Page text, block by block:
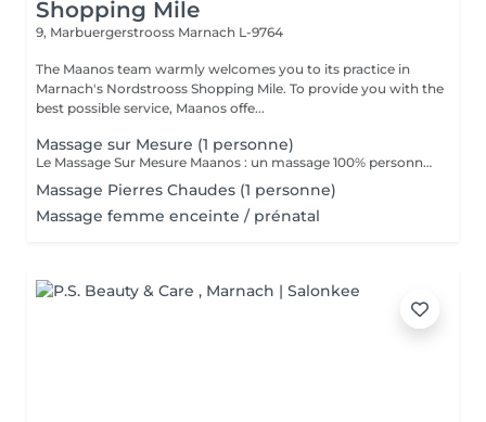
Shopping Mile
9, Marbuergerstrooss Marnach L-9764
The Maanos team warmly welcomes you to its practice in
Marnach's Nordstrooss Shopping Mile. To provide you with the
best possible service, Maanos offe...
Massage sur Mesure (1 personne)
Le Massage Sur Mesure Maanos : un massage 100% personnalisé en fonction de vos besoins et de vos envies !
Massage Pierres Chaudes (1 personne)
Massage femme enceinte / prénatal